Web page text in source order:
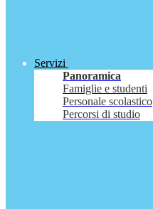
Servizi
Panoramica
Famiglie e studenti
Personale scolastico
Percorsi di studio